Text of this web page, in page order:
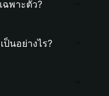
ฉพาะตัว?
นอย่างไร?